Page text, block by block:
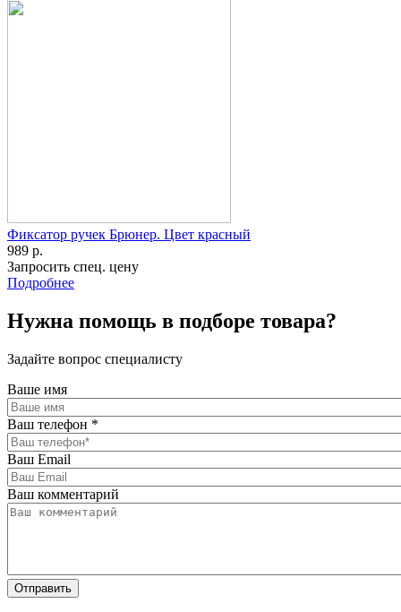
Фиксатор ручек Брюнер. Цвет красный
989 р.
Запросить спец. цену
Подробнее
Нужна помощь в подборе товара?
Задайте вопрос специалисту
Ваше имя
Ваш телефон *
Ваш Email
Ваш комментарий